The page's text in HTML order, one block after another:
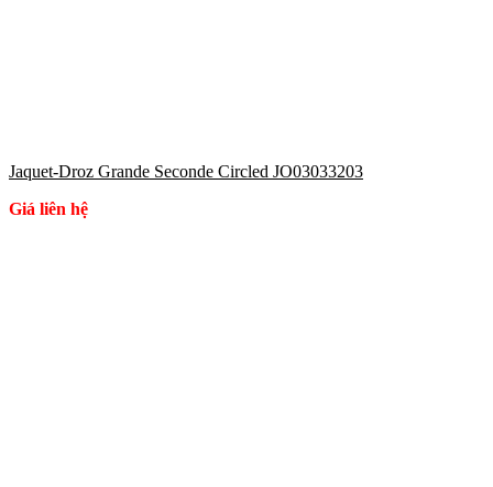
Jaquet-Droz Grande Seconde Circled JO03033203
Giá liên hệ